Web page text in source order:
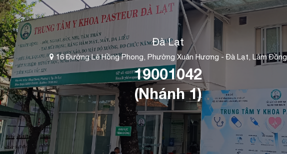
Đà Lạt
16 Đường Lê Hồng Phong, Phường Xuân Hương - Đà Lạt, Lâm Đồng
19001042
(Nhánh 1)